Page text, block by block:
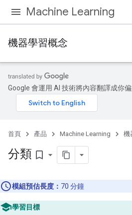
Machine Learning
機器學習概念
Google 會運用 AI 技術將內容翻譯成你
首頁 產品 Machine Learning 機
分類 bookmark_border
模組預估長度： 70 分鐘
學習目標